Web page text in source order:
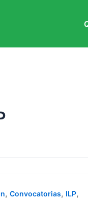
, Convocatorias, ILP,